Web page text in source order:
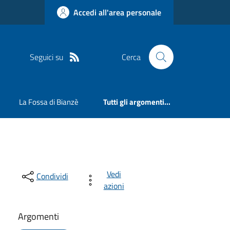
Accedi all'area personale
Seguici su Cerca
La Fossa di Bianzè Tutti gli argomenti...
Condividi
Vedi
azioni
Argomenti